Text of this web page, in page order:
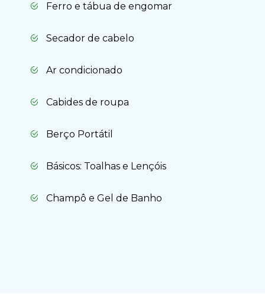
Ferro e tábua de engomar
Secador de cabelo
Ar condicionado
Cabides de roupa
Berço Portátil
Básicos: Toalhas e Lençóis
Champô e Gel de Banho